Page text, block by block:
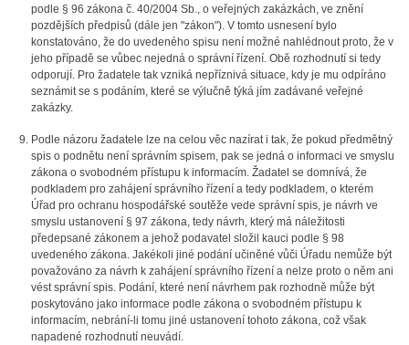
podle § 96 zákona č. 40/2004 Sb., o veřejných zakázkách, ve znění
pozdějších předpisů (dále jen "zákon"). V tomto usnesení bylo
konstatováno, že do uvedeného spisu není možné nahlédnout proto, že v
jeho případě se vůbec nejedná o správní řízení. Obě rozhodnutí si tedy
odporují. Pro žadatele tak vzniká nepříznivá situace, kdy je mu odpíráno
seznámit se s podáním, které se výlučně týká jím zadávané veřejné
zakázky.
Podle názoru žadatele lze na celou věc nazírat i tak, že pokud předmětný
spis o podnětu není správním spisem, pak se jedná o informaci ve smyslu
zákona o svobodném přístupu k informacím. Žadatel se domnívá, že
podkladem pro zahájení správního řízení a tedy podkladem, o kterém
Úřad pro ochranu hospodářské soutěže vede správní spis, je návrh ve
smyslu ustanovení § 97 zákona, tedy návrh, který má náležitosti
předepsané zákonem a jehož podavatel složil kauci podle § 98
uvedeného zákona. Jakékoli jiné podání učiněné vůči Úřadu nemůže být
považováno za návrh k zahájení správního řízení a nelze proto o něm ani
vést správní spis. Podání, které není návrhem pak rozhodně může být
poskytováno jako informace podle zákona o svobodném přístupu k
informacím, nebrání-li tomu jiné ustanovení tohoto zákona, což však
napadené rozhodnutí neuvádí.